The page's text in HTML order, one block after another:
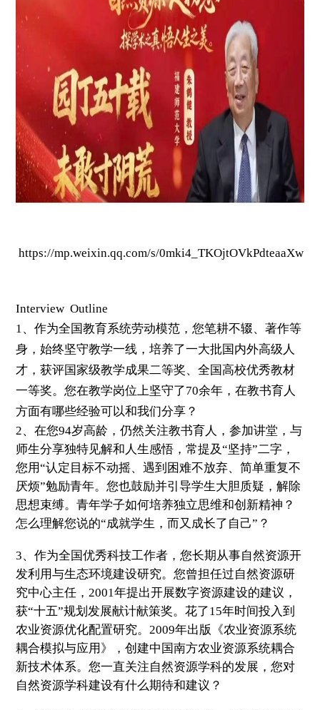
https://mp.weixin.qq.com/s/0mki4_TKOjtOVkPdteaaXw
Interview Outline
1、作为全国教育系统劳动模范，您笔耕不辍、著作等
身，始终坚守教学一线，培养了一大批国内外高级人
才，获评国家级教学成果二等奖、全国高校优秀教材
一等奖。您在教学岗位上坚守了70余年，在教书育人
方面有哪些经验可以和我们分享？
2、在您94岁高龄，仍然关注教书育人，参加讲堂，与
师生分享独特见解和人生感悟，常提及“坚持”二字，
您用“认定目标不动摇、遇到困难不放弃、简单重复不
厌烦”勉励青年。您也鼓励并引导学生大胆质疑，解除
思想束缚。青年学子如何培养独立思维和创新精神？
怎么理解您说的“成就学生，而又成长了自己”？
3、作为全国优秀科技工作者，您长期从事自然资源开
发利用与生态环境建设研究。您曾担任过自然资源研
究中心主任，2001年提出开展数字资源建设的建议，
获“十五”规划发展献计献策奖。花了15年时间投入到
农业资源优化配置研究。2009年出版《农业资源系统
耦合模拟与应用》，创建中国南方农业资源系统耦合
新技术体系。您一直关注自然资源学科的发展，您对
自然资源学科建设有什么期待和建议？